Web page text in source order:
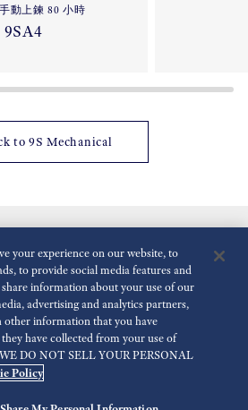
動上鍊 80 小時
to 9S Mechanical
減少動畫
款 隱私政策
your experience on our website, to
to provide social media features and
information about your use of our
advertising and analytics partners,
information that you have
have collected from your use of
DO NOT SELL YOUR PERSONAL
Policy